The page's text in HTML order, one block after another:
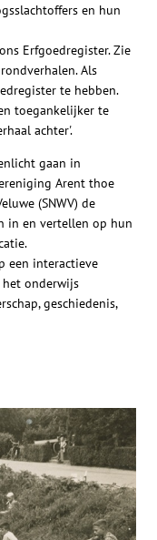
en hun
Erfgoedregister. Zie
Als
te hebben.
toegankelijker te
achter'.
gaan in
Arent thoe
(SNWV) de
in en vertellen op hun
een interactieve
onderwijs
geschiedenis,